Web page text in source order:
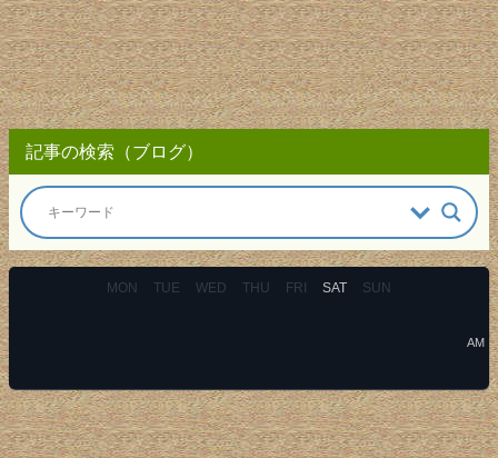
記事の検索（ブログ）
MON TUE WED THU FRI SAT SUN
AM